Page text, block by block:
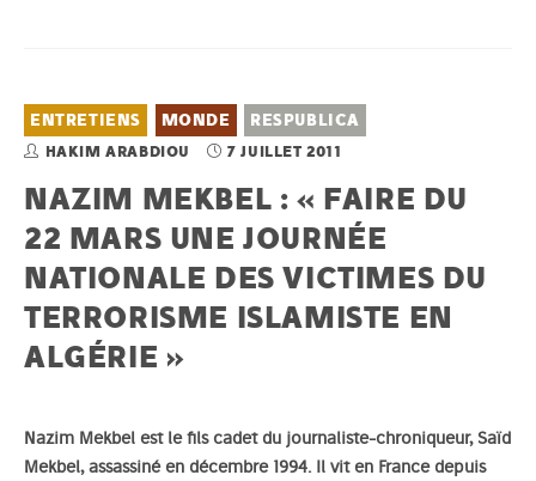
ENTRETIENS MONDE RESPUBLICA
HAKIM ARABDIOU 7 JUILLET 2011
NAZIM MEKBEL : « FAIRE DU
22 MARS UNE JOURNÉE
NATIONALE DES VICTIMES DU
TERRORISME ISLAMISTE EN
ALGÉRIE »
Nazim Mekbel est le fils cadet du journaliste-chroniqueur, Saïd
Mekbel, assassiné en décembre 1994. Il vit en France depuis